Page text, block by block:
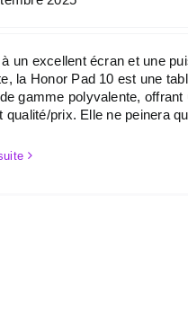
un excellent écran et une
la Honor Pad 10 est une
gamme polyvalente, offrant
qualité/prix. Elle ne peinera